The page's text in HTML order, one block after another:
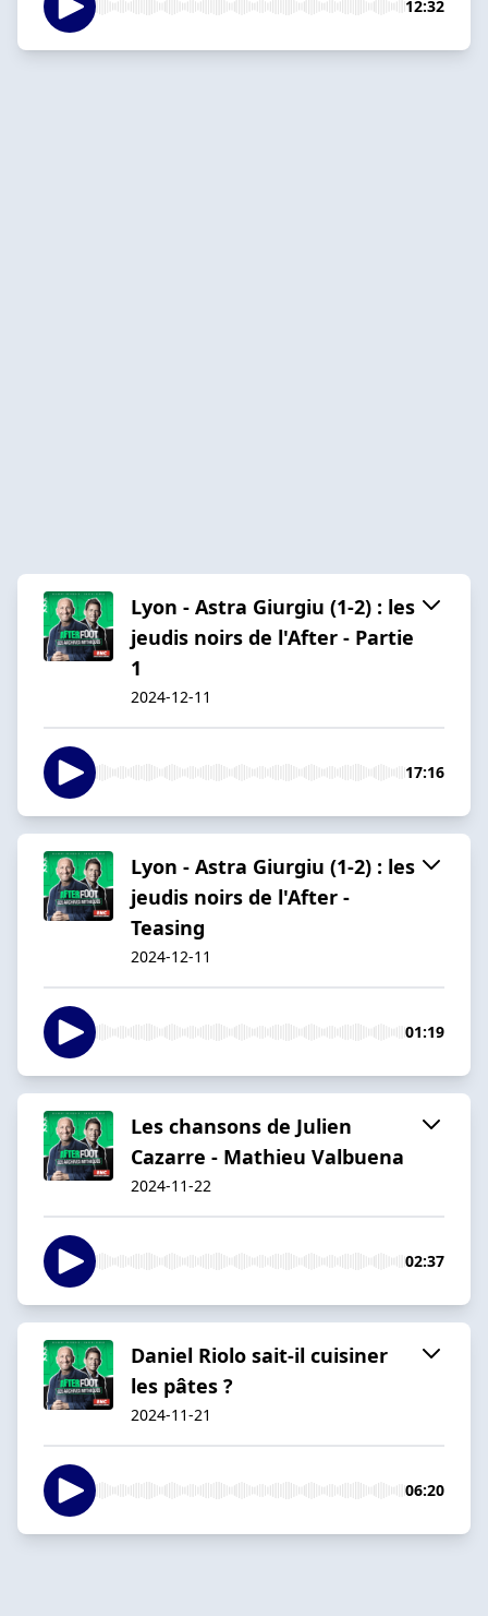
12:32
Lyon - Astra Giurgiu (1-2) : les
jeudis noirs de l'After - Partie
1
2024-12-11
17:16
Lyon - Astra Giurgiu (1-2) : les
jeudis noirs de l'After -
Teasing
2024-12-11
01:19
Les chansons de Julien
Cazarre - Mathieu Valbuena
2024-11-22
02:37
Daniel Riolo sait-il cuisiner
les pâtes ?
2024-11-21
06:20